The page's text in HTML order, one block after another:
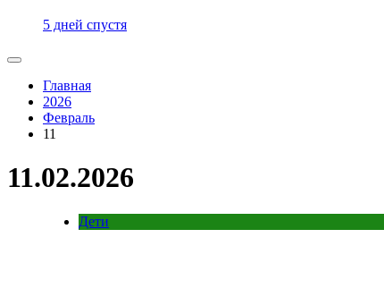
5 дней спустя
Главная
2026
Февраль
11
11.02.2026
Дети